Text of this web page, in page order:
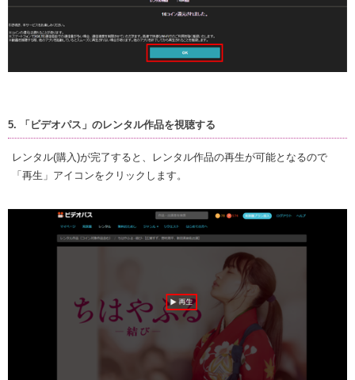
5. 「ビデオパス」のレンタル作品を視聴する
レンタル(購入)が完了すると、レンタル作品の再生が可能となるので
「再生」アイコンをクリックします。